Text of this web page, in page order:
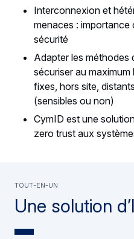
Interconnexion et
menaces : importance
sécurité
Adapter les méthodes
sécuriser au
fixes, hors site,
(sensibles ou non)
CymID est une
zero trust aux
Une solution
Tout-en-un